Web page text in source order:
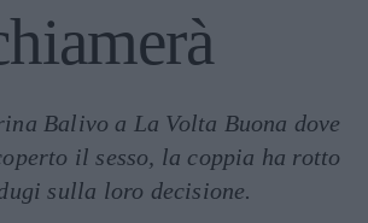
Balivo a La Volta Buona dove
il sesso, la coppia ha rotto
sulla loro decisione.